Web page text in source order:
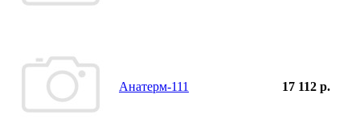
Анатерм-111 17 112 р.